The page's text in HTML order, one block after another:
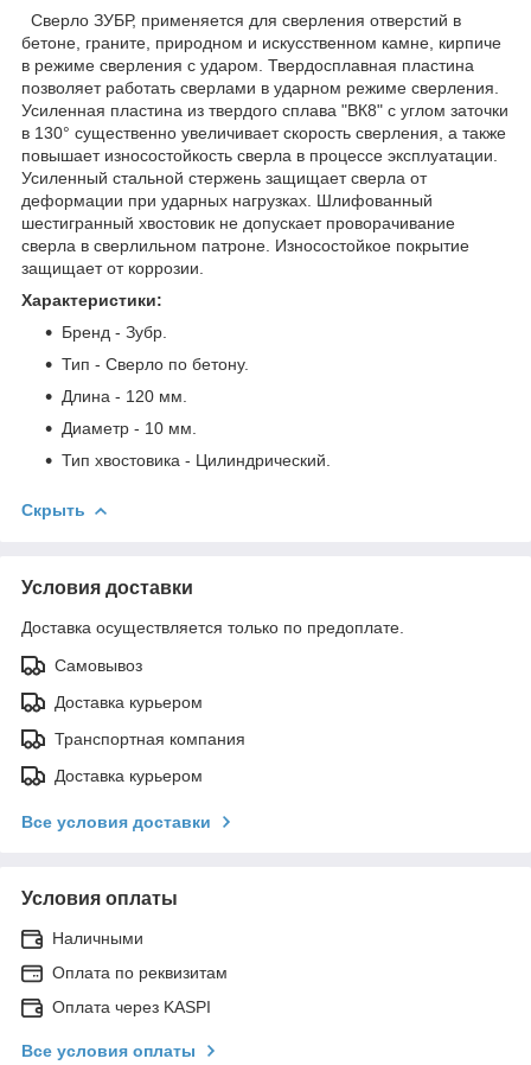
Сверло ЗУБР, применяется для сверления отверстий в
бетоне, граните, природном и искусственном камне, кирпиче
в режиме сверления с ударом. Твердосплавная пластина
позволяет работать сверлами в ударном режиме сверления.
Усиленная пластина из твердого сплава "ВК8" с углом заточки
в 130° существенно увеличивает скорость сверления, а также
повышает износостойкость сверла в процессе эксплуатации.
Усиленный стальной стержень защищает сверла от
деформации при ударных нагрузках. Шлифованный
шестигранный хвостовик не допускает проворачивание
сверла в сверлильном патроне. Износостойкое покрытие
защищает от коррозии.
Характеристики:
Бренд - Зубр.
Тип - Сверло по бетону.
Длина - 120 мм.
Диаметр - 10 мм.
Тип хвостовика - Цилиндрический.
Скрыть
Условия доставки
Доставка осуществляется только по предоплате.
Самовывоз
Доставка курьером
Транспортная компания
Доставка курьером
Все условия доставки
Условия оплаты
Наличными
Оплата по реквизитам
Оплата через KASPI
Все условия оплаты